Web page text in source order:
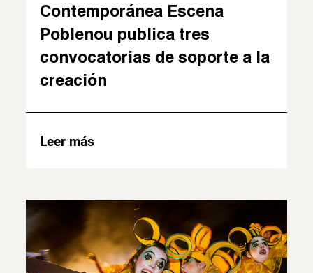
Contemporánea Escena
Poblenou publica tres
convocatorias de soporte a la
creación
Leer más